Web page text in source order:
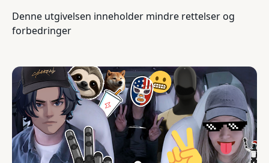
Denne utgivelsen inneholder mindre rettelser og
forbedringer